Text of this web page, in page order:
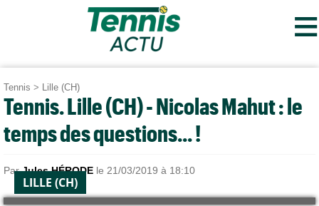
≡
Tennis > Lille (CH)
Tennis. Lille (CH) - Nicolas Mahut : le
temps des questions... !
ParJules HÉRODE le 21/03/2019 à 18:10
LILLE (CH)